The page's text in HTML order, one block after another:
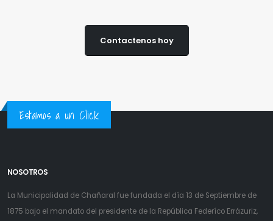
Contactenos hoy
Estamos a un Click
NOSOTROS
La Municipalidad de Chañaral fue fundada el día 13 de Septiembre de
1875 bajo el mandato del presidente de la República Federíco Errázuriz,